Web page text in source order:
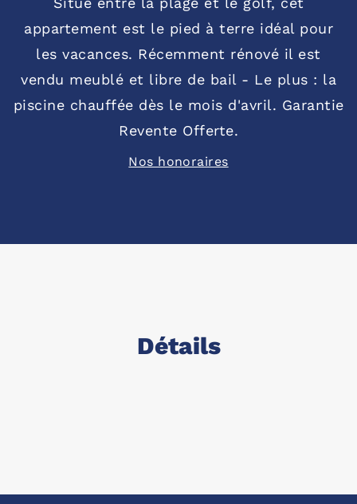
appartement est le pied à terre idéal pour
les vacances. Récemment rénové il est
vendu meublé et libre de bail - Le plus : la
piscine chauffée dès le mois d'avril. Garantie
Revente Offerte.
Nos honoraires
Détails